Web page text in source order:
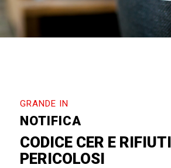
GRANDE IN
NOTIFICA
CODICE CER E RIFIUTI
PERICOLOSI